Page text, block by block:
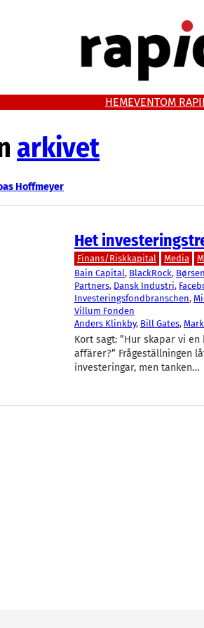
HEMEVENTOM
arkivet
Hoffmeyer
Het
Finans/Riskkapital Media
Bain Capital, BlackRock, Børsen
Partners, Dansk Industri,
Investeringsfondbranschen,
Villum Fonden
Anders Klinkby, Bill Gates,
Kort sagt: ”Hur skapar vi
affärer?” Frågeställningen
investeringar, men tanken…